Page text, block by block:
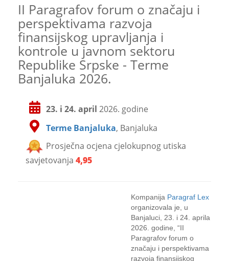
II Paragrafov forum o značaju i
perspektivama razvoja
finansijskog upravljanja i
kontrole u javnom sektoru
Republike Srpske - Terme
Banjaluka 2026.
23. i 24. april 2026. godine
Terme Banjaluka, Banjaluka
Prosječna ocjena cjelokupnog utiska
savjetovanja 4,95
Kompanija Paragraf Lex
organizovala je, u
Banjaluci, 23. i 24. aprila
2026. godine, “II
Paragrafov forum o
značaju i perspektivama
razvoja finansijskog